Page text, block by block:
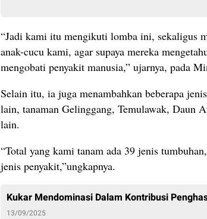
“Jadi kami itu mengikuti lomba ini, sekaligus
anak-cucu kami, agar supaya mereka
mengobati penyakit manusia,” ujarnya, pada
Selain itu, ia juga menambahkan beberapa
lain, tanaman Gelinggang, Temulawak, Daun
lain.
“Total yang kami tanam ada 39 jenis
jenis penyakit,”ungkapnya.
Kukar Mendominasi Dalam Kontribusi
13/09/2025